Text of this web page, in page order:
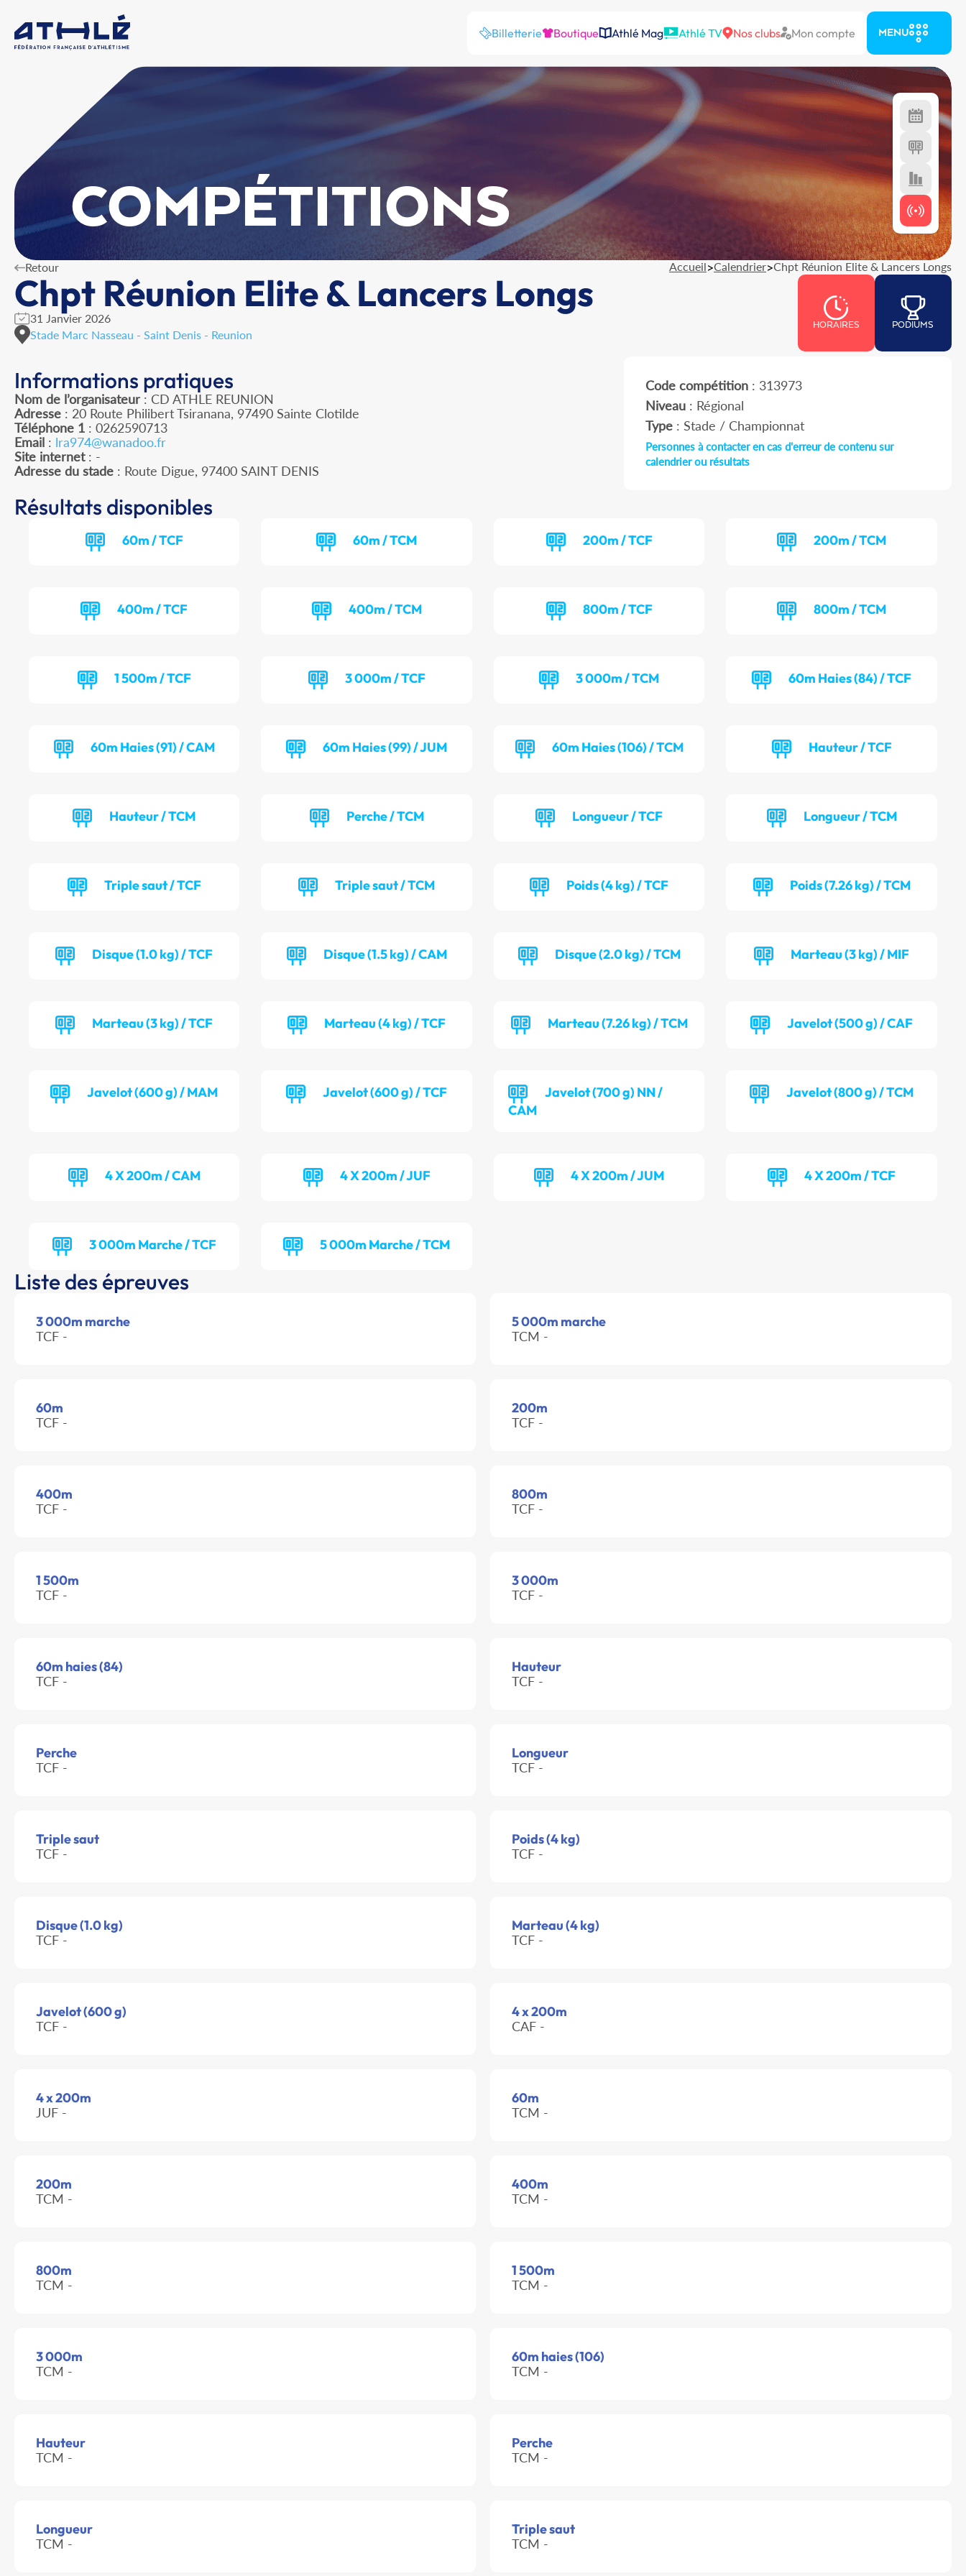
Billetterie Boutique Athlé Mag Athlé TV Nos clubs Mon compte MENU
COMPÉTITIONS
Retour Accueil>Calendrier>Chpt Réunion Elite & Lancers Longs
Chpt Réunion Elite & Lancers Longs
31 Janvier 2026
Stade Marc Nasseau - Saint Denis - Reunion
HORAIRES PODIUMS
Informations pratiques
Nom de l’organisateur : CD ATHLE REUNION
Adresse : 20 Route Philibert Tsiranana, 97490 Sainte Clotilde
Téléphone 1 : 0262590713
Email : lra974@wanadoo.fr
Site internet: -
Adresse du stade : Route Digue, 97400 SAINT DENIS
Code compétition: 313973
Niveau: Régional
Type: Stade / Championnat
Personnes à contacter en cas d'erreur de contenu sur
calendrier ou résultats
Résultats disponibles
60m / TCF 60m / TCM 200m / TCF 200m / TCM
400m / TCF 400m / TCM 800m / TCF 800m / TCM
1 500m / TCF 3 000m / TCF 3 000m / TCM 60m Haies (84) / TCF
60m Haies (91) / CAM 60m Haies (99) / JUM 60m Haies (106) / TCM Hauteur / TCF
Hauteur / TCM Perche / TCM Longueur / TCF Longueur / TCM
Triple saut / TCF Triple saut / TCM Poids (4 kg) / TCF Poids (7.26 kg) / TCM
Disque (1.0 kg) / TCF Disque (1.5 kg) / CAM Disque (2.0 kg) / TCM Marteau (3 kg) / MIF
Marteau (3 kg) / TCF Marteau (4 kg) / TCF Marteau (7.26 kg) / TCM Javelot (500 g) / CAF
Javelot (600 g) / MAM Javelot (600 g) / TCF
Javelot (700 g) NN /
CAM
Javelot (800 g) / TCM
4 X 200m / CAM 4 X 200m / JUF 4 X 200m / JUM 4 X 200m / TCF
3 000m Marche / TCF 5 000m Marche / TCM
Liste des épreuves
3 000m marche
TCF -
5 000m marche
TCM -
60m
TCF -
200m
TCF -
400m
TCF -
800m
TCF -
1 500m
TCF -
3 000m
TCF -
60m haies (84)
TCF -
Hauteur
TCF -
Perche
TCF -
Longueur
TCF -
Triple saut
TCF -
Poids (4 kg)
TCF -
Disque (1.0 kg)
TCF -
Marteau (4 kg)
TCF -
Javelot (600 g)
TCF -
4 x 200m
CAF -
4 x 200m
JUF -
60m
TCM -
200m
TCM -
400m
TCM -
800m
TCM -
1 500m
TCM -
3 000m
TCM -
60m haies (106)
TCM -
Hauteur
TCM -
Perche
TCM -
Longueur
TCM -
Triple saut
TCM -